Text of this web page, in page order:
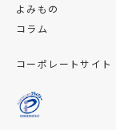
よみもの
コラム
コーポレートサイト